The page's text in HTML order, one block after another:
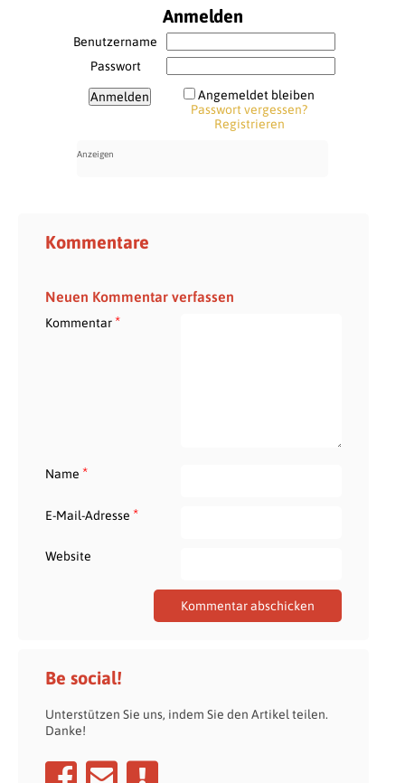
Anmelden
Benutzername
Passwort
Angemeldet bleiben
Passwort vergessen?
Registrieren
Kommentare
Neuen Kommentar verfassen
Kommentar*
Name *
E-Mail-Adresse *
Website
Be social!
Unterstützen Sie uns, indem Sie den Artikel teilen.
Danke!